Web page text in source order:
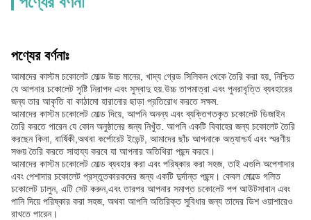
পণ্যের বর্ণনাঃ
আমাদের কাস্টম চকোলেট মোল্ড উচ্চ মানের, খাদ্য গ্রেড সিলিকন থেকে তৈরি করা হয়, নিশ্চিত
যে আপনার চকোলেট সৃষ্টি নিরাপদ এবং সুস্বাদু হয়.উচ্চ তাপমাত্রা এবং পুনরাবৃত্তি ব্যবহারের
জন্য তার আকৃতি বা কাঠামো হারানোর ছাড়া প্রতিরোধ করতে সক্ষম.
আমাদের কাস্টম চকোলেট মোল্ড দিয়ে, আপনি অনন্য এবং ব্যক্তিগতকৃত চকোলেট ডিজাইন
তৈরি করতে পারেন যে কোন অনুষ্ঠানের জন্য নিখুঁত. আপনি একটি বিবাহের জন্য চকোলেট তৈরি
করছেন কিনা, বার্ষিকী,অথবা কর্পোরেট ইভেন্ট, আমাদের ছাঁচ আপনাকে অত্যাশ্চর্য এবং স্মরণীয়
সঞ্চয় তৈরি করতে সাহায্য করবে যা আপনার অতিথিরা পছন্দ করবে।
আমাদের কাস্টম চকোলেট মোল্ড ব্যবহার করা এবং পরিষ্কার করা সহজ, তাই এগুলি অপেশাদার
এবং পেশাদার চকোলেট প্রস্তুতকারকদের জন্য একটি দুর্দান্ত পছন্দ। কেবল মোল্ডে গলিত
চকোলেট ঢালুন, এটি সেট করুন,এবং তারপর আপনার সমাপ্ত চকোলেট পপ আউটসাবান এবং
পানি দিয়ে পরিষ্কার করা সহজ, অথবা আপনি অতিরিক্ত সুবিধার জন্য তাদের ডিশ ওয়াশারেও
রাখতে পারেন।